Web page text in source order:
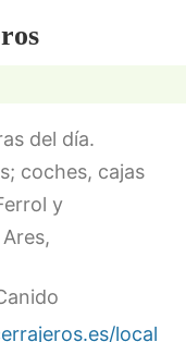
del día.
coches, cajas
y
servicio.…
local